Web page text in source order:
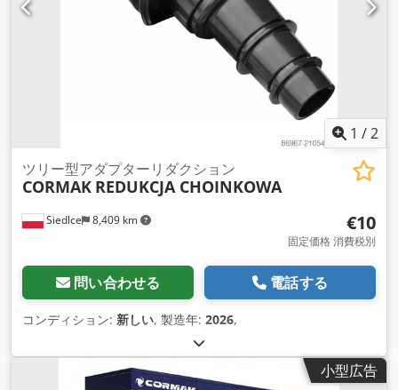
1 /2
Siedlce 8,409 km
ツリー型アダプターリダクション
CORMAK REDUKCJA CHOINKOWA
€10
固定価格 消費税別
問い合わせる 電話する
コンディション: 新しい, 製造年: 2026,
小型広告